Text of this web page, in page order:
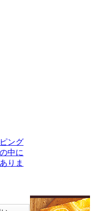
ング
中に
りま